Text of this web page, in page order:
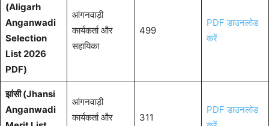
(Aligarh
Anganwadi
Selection
List 2026
PDF)
आंगनवाड़ी
कार्यकर्ता और
सहायिका
499
PDF डाउनलोड
करें
झांसी (Jhansi
Anganwadi
आंगनवाड़ी
कार्यकर्ता और
311
PDF डाउनलोड